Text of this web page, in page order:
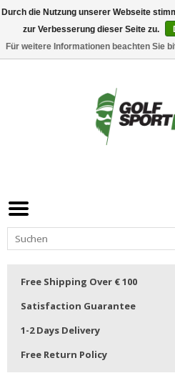
Free Shipping Over € 100
Satisfaction Guarantee
1-2 Days Delivery
Free Return Policy
Durch die Nutzung unserer Webseite
zur Verbesserung dieser Seite zu.
Für weitere Informationen beachten Sie